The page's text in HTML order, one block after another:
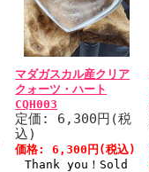
マダガスカル産クリア
クォーツ・ハート
CQH003
定価: 6,300円(税
込)
価格: 6,300円(税込)
Thank you！Sold